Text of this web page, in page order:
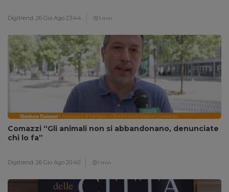
Digitrend, 26 Gio Ago 23:44 1 min
Comazzi “Gli animali non si abbandonano, denunciate
chi lo fa”
Digitrend, 26 Gio Ago 20:40 1 min